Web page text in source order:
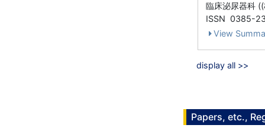
臨床泌尿器科
ISSN 0385-
View
display all >>
Papers, etc.,